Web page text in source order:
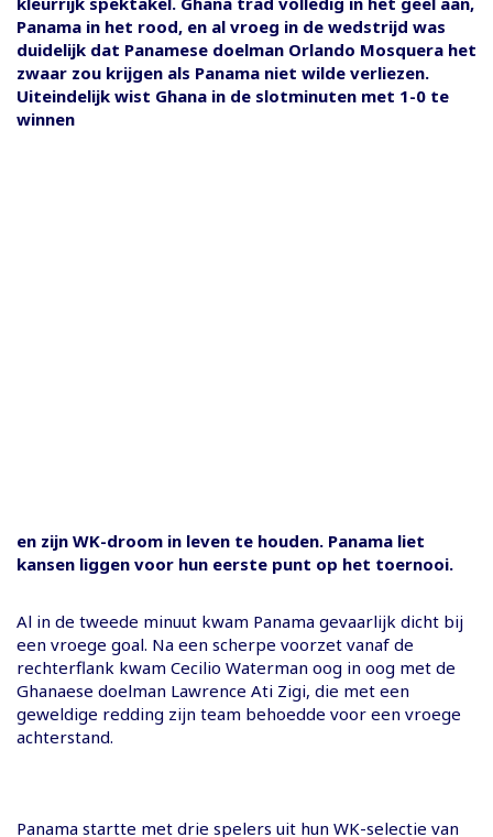
Panama in het rood, en al vroeg in de wedstrijd was
duidelijk dat Panamese doelman Orlando Mosquera het
zwaar zou krijgen als Panama niet wilde verliezen.
Uiteindelijk wist Ghana in de slotminuten met 1-0 te
winnen
en zijn WK-droom in leven te houden. Panama liet
kansen liggen voor hun eerste punt op het toernooi.
Al in de tweede minuut kwam Panama gevaarlijk dicht bij
een vroege goal. Na een scherpe voorzet vanaf de
rechterflank kwam Cecilio Waterman oog in oog met de
Ghanaese doelman Lawrence Ati Zigi, die met een
geweldige redding zijn team behoedde voor een vroege
achterstand.
Panama startte met drie spelers uit hun WK-selectie van